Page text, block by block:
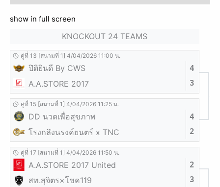
show in full screen
KNOCKOUT 24 TEAMS
คู่ที่ 13 [สนามที่ 1] 4/04/2026 11:00 น.
ปิติยินดี By CWS
A.A.STORE 2017
4
3
คู่ที่ 15 [สนามที่ 1] 4/04/2026 11:25 น.
DD นวดเพื่อสุขภาพ
โรงกลึงนรงค์ยนตร์ x TNC
4
2
คู่ที่ 17 [สนามที่ 1] 4/04/2026 11:50 น.
A.A.STORE 2017 United
สท.สุจิตร×โชค119
2
3